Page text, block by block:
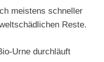
meistens schneller
Reste.
Urne durchläuft